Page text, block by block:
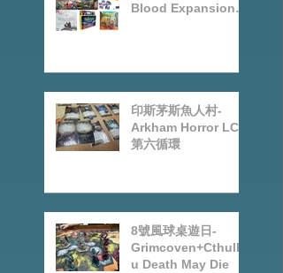
Blood Expansion
July2026
印斯茅斯魚人村-
Arkham Horror LCG
第六循環
8號風球桌遊日-
Grimcoven+Cthulh
u Death May Die